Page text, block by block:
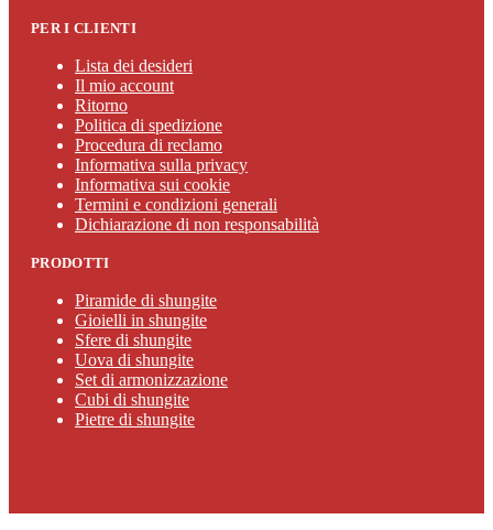
PER I CLIENTI
Lista dei desideri
Il mio account
Ritorno
Politica di spedizione
Procedura di reclamo
Informativa sulla privacy
Informativa sui cookie
Termini e condizioni generali
Dichiarazione di non responsabilità
PRODOTTI
Piramide di shungite
Gioielli in shungite
Sfere di shungite
Uova di shungite
Set di armonizzazione
Cubi di shungite
Pietre di shungite